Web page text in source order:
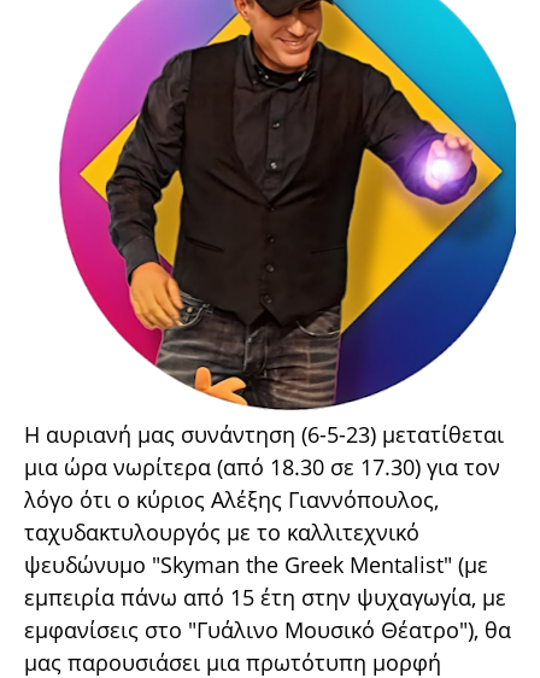
Η αυριανή μας συνάντηση (6-5-23) μετατίθεται
μια ώρα νωρίτερα (από 18.30 σε 17.30) για τον
λόγο ότι ο κύριος Αλέξης Γιαννόπουλος,
ταχυδακτυλουργός με το καλλιτεχνικό
ψευδώνυμο "Skyman the Greek Mentalist" (με
εμπειρία πάνω από 15 έτη στην ψυχαγωγία, με
εμφανίσεις στο "Γυάλινο Μουσικό Θέατρο"), θα
μας παρουσιάσει μια πρωτότυπη μορφή